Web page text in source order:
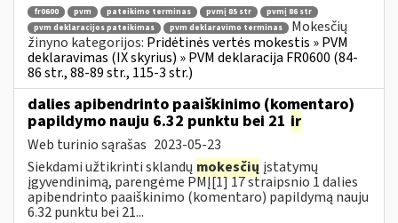
fr0600 pvm pateikimo terminas pvmį 85 str
pvmį 86 str
pvm deklaracijos pateikimas
pvm deklaravimo terminas
Mokesčių
žinyno kategorijos: Pridėtinės vertės mokestis » PVM
deklaravimas (IX skyrius) » PVM deklaracija FR0600 (84-
86 str., 88-89 str., 115-3 str.)
dalies apibendrinto paaiškinimo (komentaro)
papildymo nauju 6.32 punktu bei 21 ir
Web turinio sąrašas 2023-05-23
Siekdami užtikrinti sklandų mokesčių įstatymų
įgyvendinimą, parengėme PMĮ[1] 17 straipsnio 1 dalies
apibendrinto paaiškinimo (komentaro) papildymą nauju
6.32 punktu bei 21...